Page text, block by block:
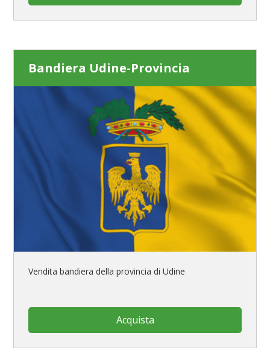
Bandiera Udine-Provincia
Vendita bandiera della provincia di Udine
Acquista